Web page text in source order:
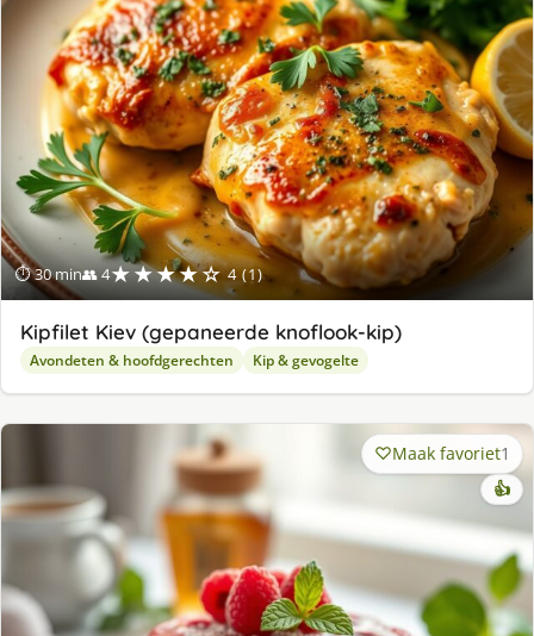
⏱ 30 min👥 4★★★★☆ 4 (1)
Kipfilet Kiev (gepaneerde knoflook-kip)
Avondeten & hoofdgerechten Kip & gevogelte
Maak favoriet1
👍